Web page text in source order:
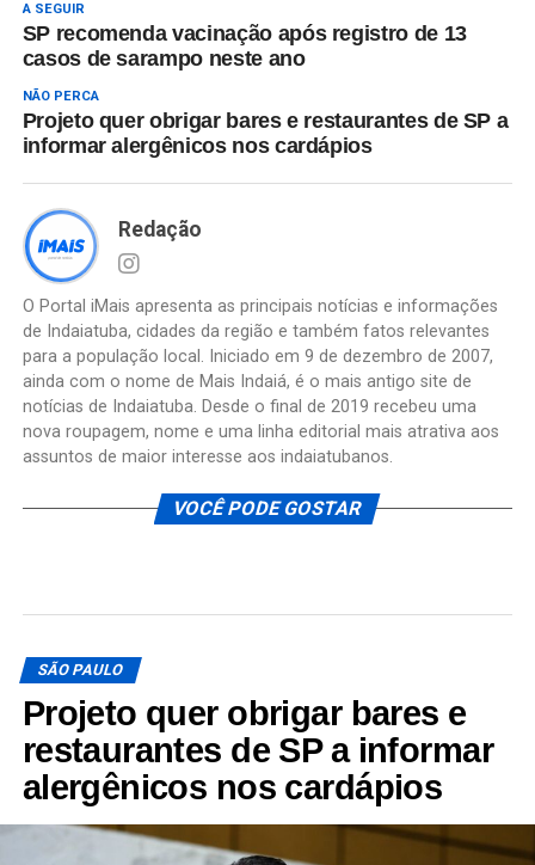
A SEGUIR
SP recomenda vacinação após registro de 13
casos de sarampo neste ano
NÃO PERCA
Projeto quer obrigar bares e restaurantes de SP a
informar alergênicos nos cardápios
Redação
O Portal iMais apresenta as principais notícias e informações
de Indaiatuba, cidades da região e também fatos relevantes
para a população local. Iniciado em 9 de dezembro de 2007,
ainda com o nome de Mais Indaiá, é o mais antigo site de
notícias de Indaiatuba. Desde o final de 2019 recebeu uma
nova roupagem, nome e uma linha editorial mais atrativa aos
assuntos de maior interesse aos indaiatubanos.
VOCÊ PODE GOSTAR
SÃO PAULO
Projeto quer obrigar bares e
restaurantes de SP a informar
alergênicos nos cardápios